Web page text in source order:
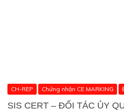
CH-REP Chứng nhận CE MARKING
SIS CERT – ĐỐI TÁC ỦY